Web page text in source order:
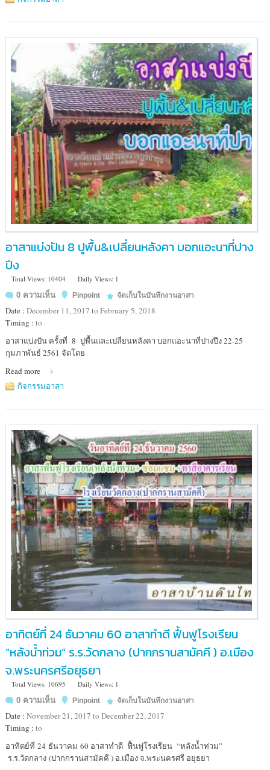
อาสาแบ่งปัน 8 ปูพื้น&เปลี่ยนหลังคา บอกแอะนาที่ปาง
ปึง
Total Views: 10404
Daily Views: 1
0 ความเห็น
Pinpoint จัดเก็บในบันทึกงานอาสา
Date : December 11, 2017 to February 5, 2018
Timing : to
Location
:
บ้าน
ปาง
ราษฎร์
บำรุง
ตำบล
ทุ่ง
ยาว
อำเภอ
ปาย
จังหวัด
แม่ฮ่องสอน
อาสาแบ่งปัน ครั้งที่ 8 ปูพื้นและเปลี่ยนหลังคา บอกแอะนาที่ปางปึง 22-25
กุมภาพันธ์ 2561 จัดโดย
Read more
กิจกรรมอาสา
อาทิตย์ที่ 24 ธันวาคม 60 อาสาทำดี ฟื้นฟูโรงเรียน
“หลังน้ำท่วม” ร.ร.วัดกลาง (ปากกรานสามัคคี ) อ.เมือง
จ.พระนครศรีอยุธยา
Total Views: 10695
Daily Views: 1
0 ความเห็น
Pinpoint จัดเก็บในบันทึกงานอาสา
Date : November 21, 2017 to December 22, 2017
Timing : to
Location
อาทิตย์ที่ 24 ธันวาคม 60 อาสาทำดี ฟื้นฟูโรงเรียน “หลังน้ำท่วม”
ร.ร.วัดกลาง (ปากกรานสามัคคี ) อ.เมือง จ.พระนครศรี อยุธยา